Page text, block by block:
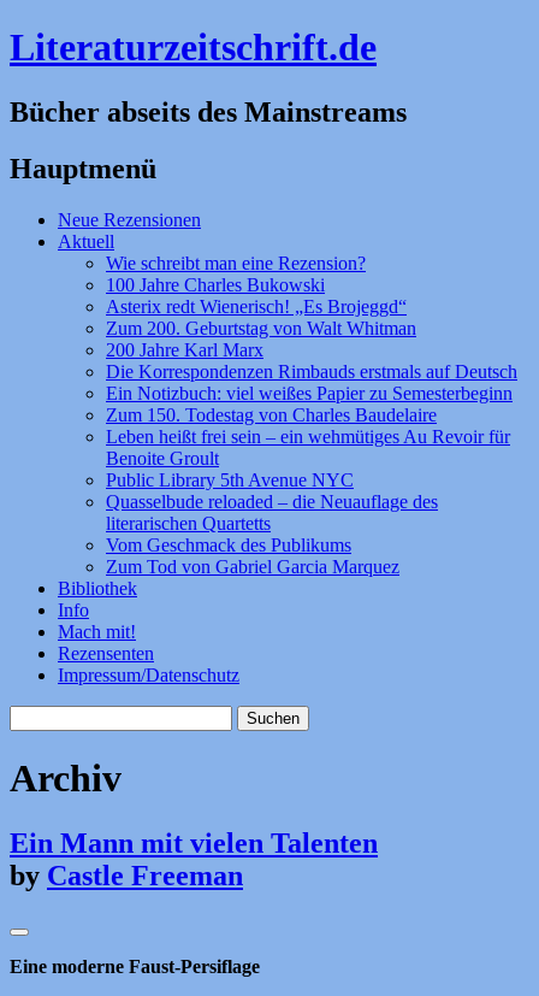
Literaturzeitschrift.de
Bücher abseits des Mainstreams
Hauptmenü
Zum
Inhalt
Neue Rezensionen
Aktuell
Wie schreibt man eine Rezension?
100 Jahre Charles Bukowski
Asterix redt Wienerisch! „Es Brojeggd“
Zum 200. Geburtstag von Walt Whitman
200 Jahre Karl Marx
Die Korrespondenzen Rimbauds erstmals auf Deutsch
Ein Notizbuch: viel weißes Papier zu Semesterbeginn
Zum 150. Todestag von Charles Baudelaire
Leben heißt frei sein – ein wehmütiges Au Revoir für
Benoite Groult
Public Library 5th Avenue NYC
Quasselbude reloaded – die Neuauflage des
literarischen Quartetts
Vom Geschmack des Publikums
Zum Tod von Gabriel Garcia Marquez
Bibliothek
Info
Mach mit!
Rezensenten
Impressum/Datenschutz
nach:
Archiv
Ein Mann mit vielen Talenten
by Castle Freeman
Eine moderne Faust-Persiflage